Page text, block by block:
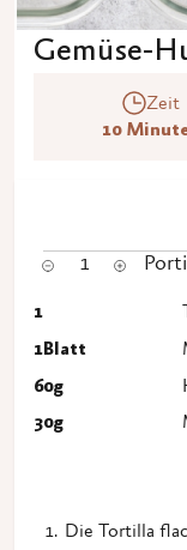
Gemüse-
Zeit
10
1
1
1Blatt
60g
30g
Die Tortilla